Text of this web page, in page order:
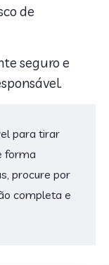
de
seguro e
para tirar
forma
procure por
completa e